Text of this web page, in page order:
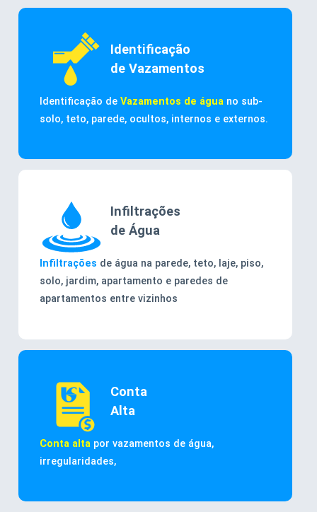
Identificação
de Vazamentos
Identificação deVazamentos de água no sub-
solo, teto, parede, ocultos, internos e externos.
Infiltrações
de Água
Infiltrações de água na parede, teto, laje, piso,
solo, jardim, apartamento e paredes de
apartamentos entre vizinhos
Conta
Alta
Conta alta por vazamentos de água,
irregularidades,